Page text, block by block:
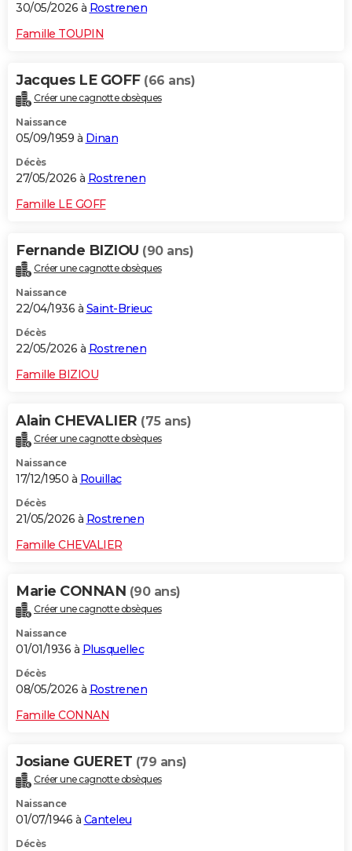
30/05/2026 à Rostrenen
Famille TOUPIN
Jacques LE GOFF (66 ans)
Créer une cagnotte obsèques
Naissance
05/09/1959 à Dinan
Décès
27/05/2026 à Rostrenen
Famille LE GOFF
Fernande BIZIOU (90 ans)
Créer une cagnotte obsèques
Naissance
22/04/1936 à Saint-Brieuc
Décès
22/05/2026 à Rostrenen
Famille BIZIOU
Alain CHEVALIER (75 ans)
Créer une cagnotte obsèques
Naissance
17/12/1950 à Rouillac
Décès
21/05/2026 à Rostrenen
Famille CHEVALIER
Marie CONNAN (90 ans)
Créer une cagnotte obsèques
Naissance
01/01/1936 à Plusquellec
Décès
08/05/2026 à Rostrenen
Famille CONNAN
Josiane GUERET (79 ans)
Créer une cagnotte obsèques
Naissance
01/07/1946 à Canteleu
Décès